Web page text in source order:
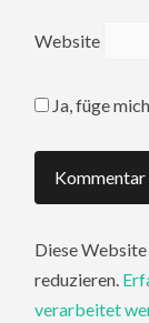
Website
Ja, füge
Diese
reduzieren.
verarbeitet